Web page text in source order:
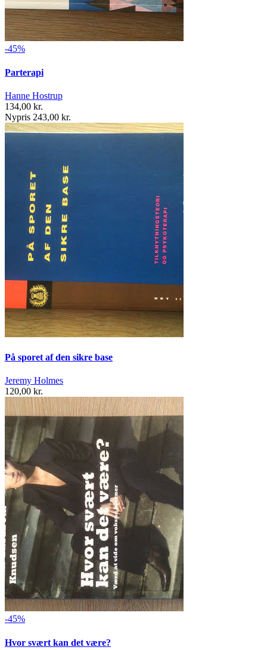
-45%
Parterapi
Hanne Hostrup
134,00 kr.
Nypris 243,00 kr.
På sporet af den sikre base
Jeremy Holmes
120,00 kr.
-45%
Hvor svært kan det være?